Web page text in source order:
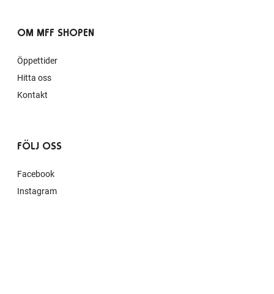
OM MFF SHOPEN
Öppettider
Hitta oss
Kontakt
FÖLJ OSS
Facebook
Instagram